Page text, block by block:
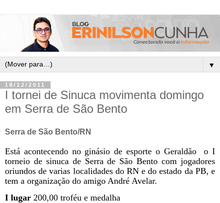
▼
18/12/2011
I tornei de Sinuca movimenta domingo
em Serra de São Bento
Serra de São Bento/RN
Está acontecendo no ginásio de esporte o Geraldão
o I
torneio de sinuca de Serra de São Bento com jogadores
oriundos de varias localidades do RN e do estado da PB, e
tem a organização do amigo André Avelar.
I lugar 200,00 troféu e medalha